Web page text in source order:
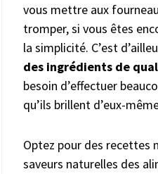
vous mettre aux
tromper, si vous êtes
la simplicité. C’est
des ingrédients de
besoin d’effectuer
qu’ils brillent d’eux-
Optez pour des recettes
saveurs naturelles des